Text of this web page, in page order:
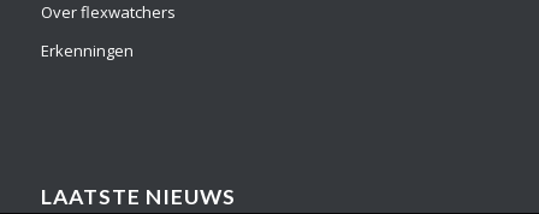
Over flexwatchers
Erkenningen
LAATSTE NIEUWS